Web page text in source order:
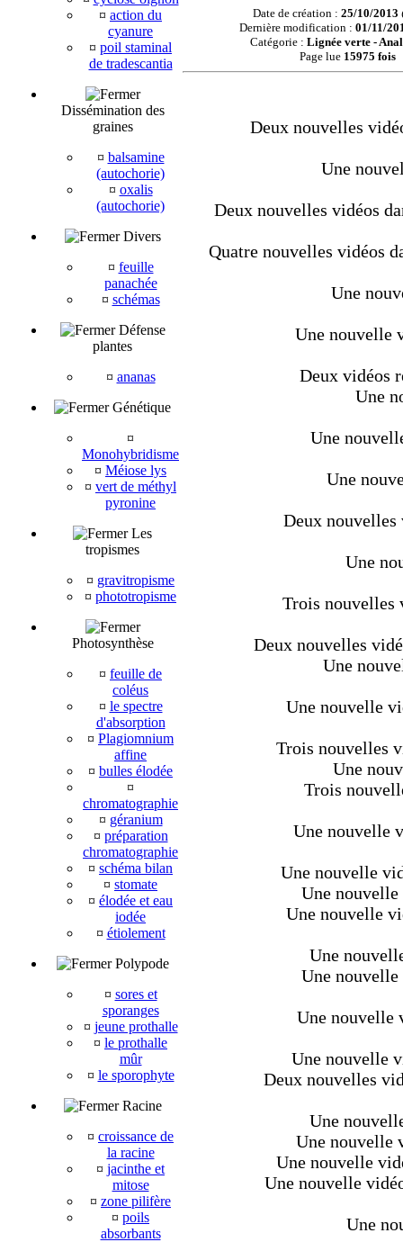
¤ action du
cyanure
¤ poil staminal
de tradescantia
Dissémination des
graines
¤ balsamine
(autochorie)
¤ oxalis
(autochorie)
Divers
¤ feuille
panachée
¤ schémas
Défense
plantes
¤ ananas
Génétique
¤
Monohybridisme
¤ Méiose lys
¤ vert de méthyl
pyronine
Les
tropismes
¤ gravitropisme
¤ phototropisme
Photosynthèse
¤ feuille de
coléus
¤ le spectre
d'absorption
¤ Plagiomnium
affine
¤ bulles élodée
¤
chromatographie
¤ géranium
¤ préparation
chromatographie
¤ schéma bilan
¤ stomate
¤ élodée et eau
iodée
¤ étiolement
Polypode
¤ sores et
sporanges
¤ jeune prothalle
¤ le prothalle
mûr
¤ le sporophyte
Racine
¤ croissance de
la racine
¤ jacinthe et
mitose
¤ zone pilifère
¤ poils
absorbants
Date de création : 25/10/2013
Dernière modification : 01/11/
Catégorie : Lignée verte -
Page lue 15975 fois
Deux nouvelles
Une
Deux nouvelles vidéos
Quatre nouvelles vidéos
Une
Une nouvelle
Deux vidéos
Une
Une
Une
Deux nouvelles
Une
Trois nouvelles
Deux nouvelles
Une
Une nouvelle
Trois nouvelles
Une
Trois
Une nouvelle
Une nouvelle
Une
Une nouvelle
Une
Une
Une nouvelle
Une nouvelle
Deux nouvelles
Une
Une nouvelle
Une nouvelle
Une nouvelle
Une